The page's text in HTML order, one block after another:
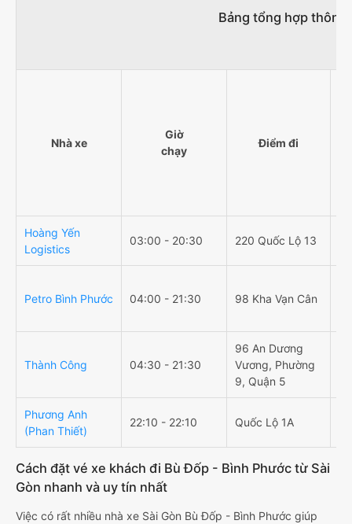
Bảng tổng hợp thông
Nhà xe
Giờ
chạy
Điểm đi
Hoàng Yến
Logistics
03:00 - 20:30 220 Quốc Lộ 13
Petro Bình Phước 04:00 - 21:30 98 Kha Vạn Cân
Thành Công 04:30 - 21:30
96 An Dương
Vương, Phường
9, Quận 5
Phương Anh
(Phan Thiết)
22:10 - 22:10 Quốc Lộ 1A
Cách đặt vé xe khách đi Bù Đốp - Bình Phước từ Sài
Gòn nhanh và uy tín nhất
Việc có rất nhiều nhà xe Sài Gòn Bù Đốp - Bình Phước giúp